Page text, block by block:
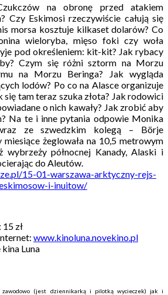
na obronę przed atakiem
Czy Eskimosi rzeczywiście całują się
morsa kosztuje kilkaset dolarów? Co
wieloryba, mięso foki czy woła
pod określeniem: kit-kit? Jak rybacy
Czym się różni sztorm na Morzu
na Morzu Beringa? Jak wygląda
lodów? Po co na Alasce organizuje
się tam teraz szuka złota? Jak rodowici
o nich kawały? Jak zrobić aby
Na te i inne pytania odpowie Monika
ze szwedzkim kolegą – Börje
żeglowała na 10,5 metrowym
wybrzeży północnej Kanady, Alaski i
do Aleutów.
15-01-warszawa-arktyczny-rejs-
i-inuitow/
zł
www.kinoluna.novekino.pl
Luna
zawodowo (jest dziennikarką i pilotką wycieczek) jak i